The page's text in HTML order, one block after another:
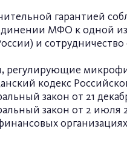
гарантией
МФО к одной
и
регулирующие
кодекс
закон от 21
закон от 2 июля